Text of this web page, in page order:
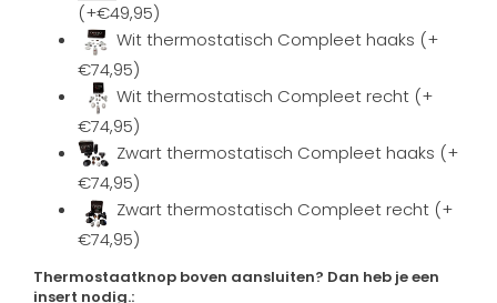
(+€49,95)
Wit thermostatisch Compleet haaks (+
€74,95)
Wit thermostatisch Compleet recht (+
€74,95)
Zwart thermostatisch Compleet haaks (+
€74,95)
Zwart thermostatisch Compleet recht (+
€74,95)
Thermostaatknop boven aansluiten? Dan heb je een
insert nodig.: